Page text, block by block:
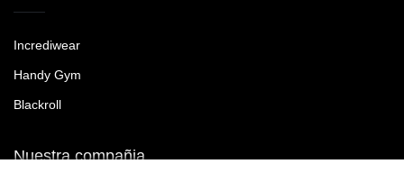
Incrediwear
Handy Gym
Blackroll
Nuestra compañia